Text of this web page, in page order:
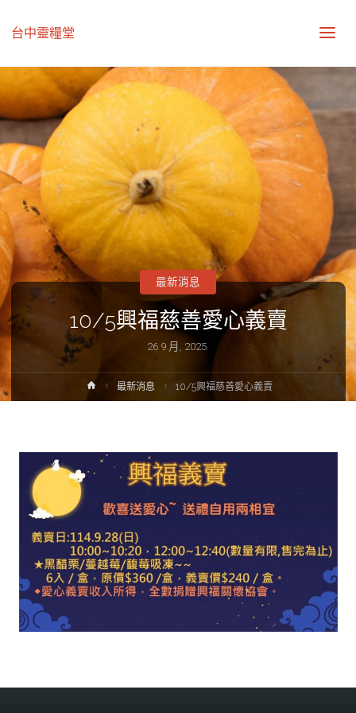
台中靈糧堂
10/5興福慈善愛心義賣
26 9 月, 2025
最新消息
最新消息 10/5興福慈善愛心義賣